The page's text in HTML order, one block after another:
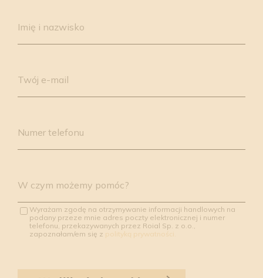
this
field
Imię i nazwisko
Twój e-mail
Numer telefonu
W czym możemy pomóc?
Wyrażam zgodę na otrzymywanie informacji handlowych na
podany przeze mnie adres poczty elektronicznej i numer
telefonu, przekazywanych przez Roial Sp. z o.o.,
zapoznałam/em się z polityką prywatności.